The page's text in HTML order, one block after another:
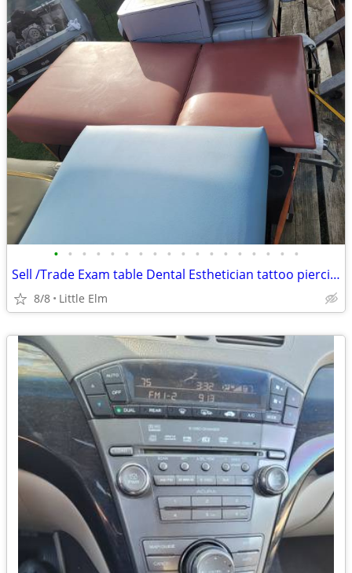
• • • • • • • • • • • • • • • • • •
Sell /Trade Exam table Dental Esthetician tattoo piercing body clinic
8/8 Little Elm